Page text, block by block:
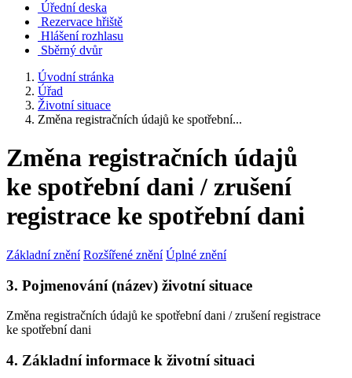
Úřední deska
Rezervace hřiště
Hlášení rozhlasu
Sběrný dvůr
Úvodní stránka
Úřad
Životní situace
Změna registračních údajů ke spotřební...
Změna registračních údajů
ke spotřební dani / zrušení
registrace ke spotřební dani
Základní znění Rozšířené znění Úplné znění
3. Pojmenování (název) životní situace
Změna registračních údajů ke spotřební dani / zrušení registrace
ke spotřební dani
4. Základní informace k životní situaci